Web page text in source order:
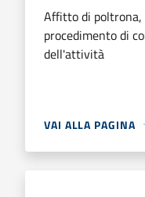
Affitto di poltrona,
procedimento di
dell'attività
VAI ALLA PAGINA